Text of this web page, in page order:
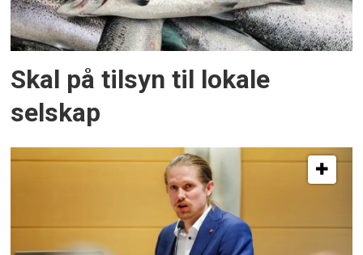
Skal på tilsyn til lokale
selskap